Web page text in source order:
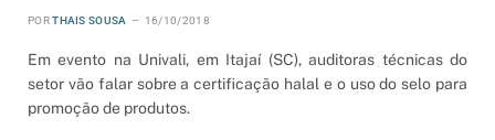
POR THAIS SOUSA 16/10/2018
Em evento na Univali, em Itajaí (SC), auditoras técnicas do
setor vão falar sobre a certificação halal e o uso do selo para
promoção de produtos.